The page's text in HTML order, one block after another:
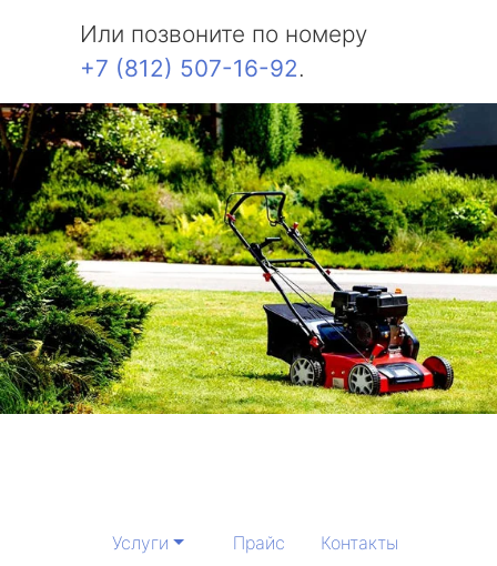
Или позвоните по номеру
+7 (812) 507-16-92.
Услуги Прайс Контакты